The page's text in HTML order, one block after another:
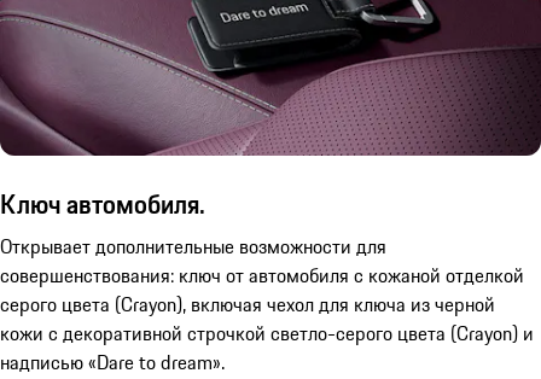
Ключ автомобиля.
Открывает дополнительные возможности для
совершенствования: ключ от автомобиля с кожаной отделкой
серого цвета (Crayon), включая чехол для ключа из черной
кожи с декоративной строчкой светло-серого цвета (Crayon) и
надписью «Dare to dream».